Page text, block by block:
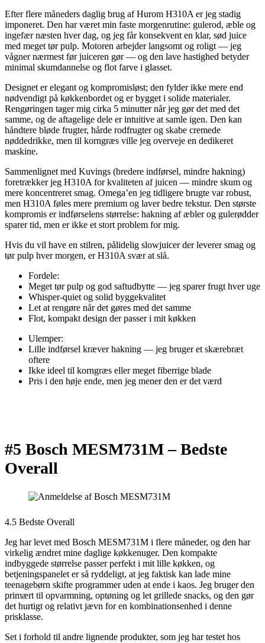
Efter flere måneders daglig brug af Hurom H310A er jeg stadig
imponeret. Den har været min faste morgenrutine: gulerod, æble og
ingefær næsten hver dag, og jeg får konsekvent en klar, sød juice
med meget tør pulp. Motoren arbejder langsomt og roligt — jeg
vågner nærmest før juiceren gør — og den lave hastighed betyder
minimal skumdannelse og flot farve i glasset.
Designet er elegant og kompromisløst; den fylder ikke mere end
nødvendigt på køkkenbordet og er bygget i solide materialer.
Rengøringen tager mig cirka 5 minutter når jeg gør det med det
samme, og de aftagelige dele er intuitive at samle igen. Den kan
håndtere bløde frugter, hårde rodfrugter og skabe cremede
nøddedrikke, men til korngræs ville jeg overveje en dedikeret
maskine.
Sammenlignet med Kuvings (bredere indførsel, mindre hakning)
foretrækker jeg H310A for kvaliteten af juicen — mindre skum og
mere koncentreret smag. Omega’en jeg tidligere brugte var robust,
men H310A føles mere premium og laver bedre tekstur. Den største
kompromis er indførselens størrelse: hakning af æbler og gulerødder
sparer tid, men er ikke et stort problem for mig.
Hvis du vil have en stilren, pålidelig slowjuicer der leverer smag og
tør pulp hver morgen, er H310A svær at slå.
Fordele:
Meget tør pulp og god saftudbytte — jeg sparer frugt hver uge
Whisper-quiet og solid byggekvalitet
Let at rengøre når det gøres med det samme
Flot, kompakt design der passer i mit køkken
Ulemper:
Lille indførsel kræver hakning — jeg bruger et skærebræt
oftere
Ikke ideel til korngræs eller meget fiberrige blade
Pris i den høje ende, men jeg mener den er det værd
#5 Bosch MESM731M –Bedste
Overall
4.5 Bedste Overall
Jeg har levet med Bosch MESM731M i flere måneder, og den har
virkelig ændret mine daglige køkkenuger. Den kompakte
indbyggede størrelse passer perfekt i mit lille køkken, og
betjeningspanelet er så ryddeligt, at jeg faktisk kan lade mine
teenagebørn skifte programmer uden at ende i kaos. Jeg bruger den
primært til opvarmning, optøning og let grillede snacks, og den gør
det hurtigt og relativt jævn for en kombinationsenhed i denne
prisklasse.
Set i forhold til andre lignende produkter, som jeg har testet hos